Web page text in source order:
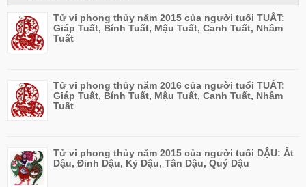
Tử vi phong thủy năm 2015 của người tuổi TUẤT:
Giáp Tuất, Bính Tuất, Mậu Tuất, Canh Tuất, Nhâm
Tuất
Tử vi phong thủy năm 2016 của người tuổi TUẤT:
Giáp Tuất, Bính Tuất, Mậu Tuất, Canh Tuất, Nhâm
Tuất
Tử vi phong thủy năm 2015 của người tuổi DẬU: Ất
Dậu, Đinh Dậu, Kỷ Dậu, Tân Dậu, Quý Dậu